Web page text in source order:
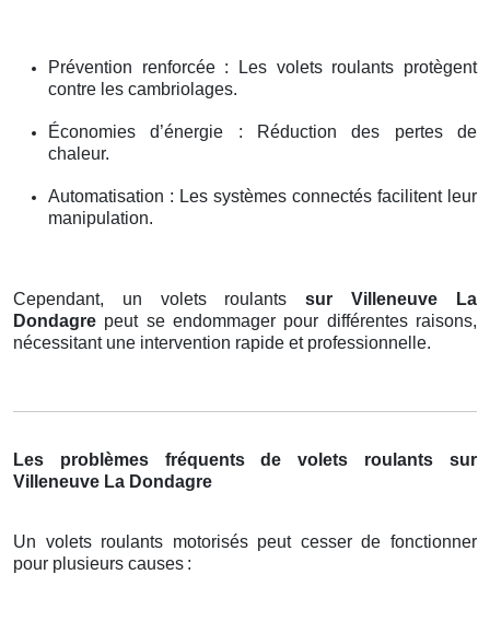
Prévention renforcée : Les volets roulants protègent
contre les cambriolages.
Économies d’énergie : Réduction des pertes de
chaleur.
Automatisation : Les systèmes connectés facilitent leur
manipulation.
Cependant, un volets roulantssur Villeneuve La
Dondagre peut se endommager pour différentes raisons,
nécessitant une intervention rapide et professionnelle.
Les problèmes fréquents de volets roulants sur
Villeneuve La Dondagre
Un volets roulants motorisés peut cesser de fonctionner
pour plusieurs causes :